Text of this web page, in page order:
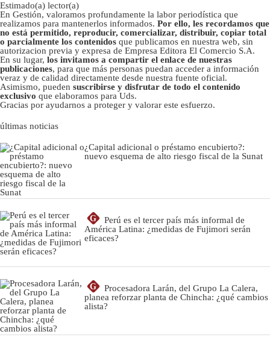
Estimado(a) lector(a)
En Gestión, valoramos profundamente la labor periodística que
realizamos para mantenerlos informados. Por ello, les recordamos que
no está permitido, reproducir, comercializar, distribuir, copiar total
o parcialmente los contenidos que publicamos en nuestra web, sin
autorizacion previa y expresa de Empresa Editora El Comercio S.A.
En su lugar, los invitamos a compartir el enlace de nuestras
publicaciones, para que más personas puedan acceder a información
veraz y de calidad directamente desde nuestra fuente oficial.
Asimismo, pueden suscribirse y disfrutar de todo el contenido
exclusivo que elaboramos para Uds.
Gracias por ayudarnos a proteger y valorar este esfuerzo.
últimas noticias
¿Capital adicional o préstamo encubierto?:
nuevo esquema de alto riesgo fiscal de la Sunat
G
Perú es el tercer país más informal de
América Latina: ¿medidas de Fujimori serán
eficaces?
G
Procesadora Larán, del Grupo La Calera,
planea reforzar planta de Chincha: ¿qué cambios
alista?